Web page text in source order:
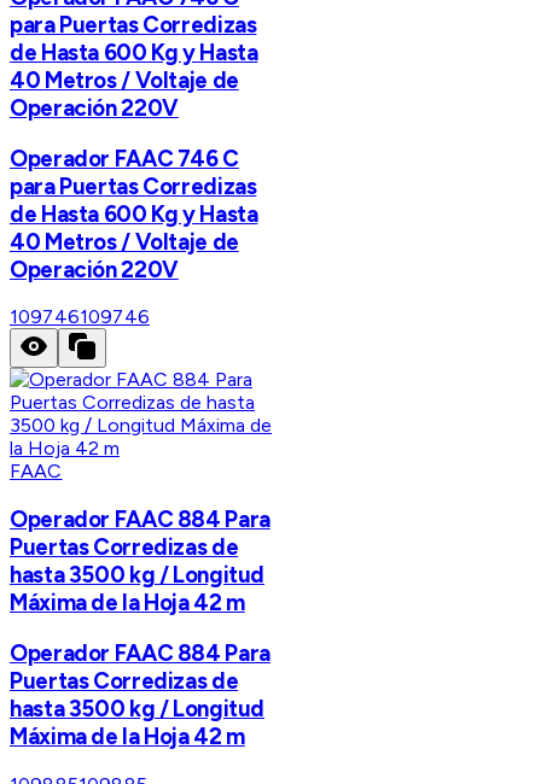
para Puertas Corredizas
de Hasta 600 Kg y Hasta
40 Metros / Voltaje de
Operación 220V
Operador FAAC 746 C
para Puertas Corredizas
de Hasta 600 Kg y Hasta
40 Metros / Voltaje de
Operación 220V
109746109746
FAAC
Operador FAAC 884 Para
Puertas Corredizas de
hasta 3500 kg / Longitud
Máxima de la Hoja 42 m
Operador FAAC 884 Para
Puertas Corredizas de
hasta 3500 kg / Longitud
Máxima de la Hoja 42 m